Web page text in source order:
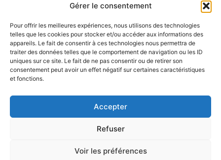
Gérer le consentement
Pour offrir les meilleures expériences, nous utilisons des technologies
telles que les cookies pour stocker et/ou accéder aux informations des
appareils. Le fait de consentir à ces technologies nous permettra de
traiter des données telles que le comportement de navigation ou les ID
uniques sur ce site. Le fait de ne pas consentir ou de retirer son
consentement peut avoir un effet négatif sur certaines caractéristiques
et fonctions.
Accepter
Refuser
Voir les préférences
Le rap français, mais aussi international,
1 mars 2024